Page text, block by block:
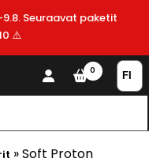
Seuraavat paketit
⚠️
0
»Soft Proton